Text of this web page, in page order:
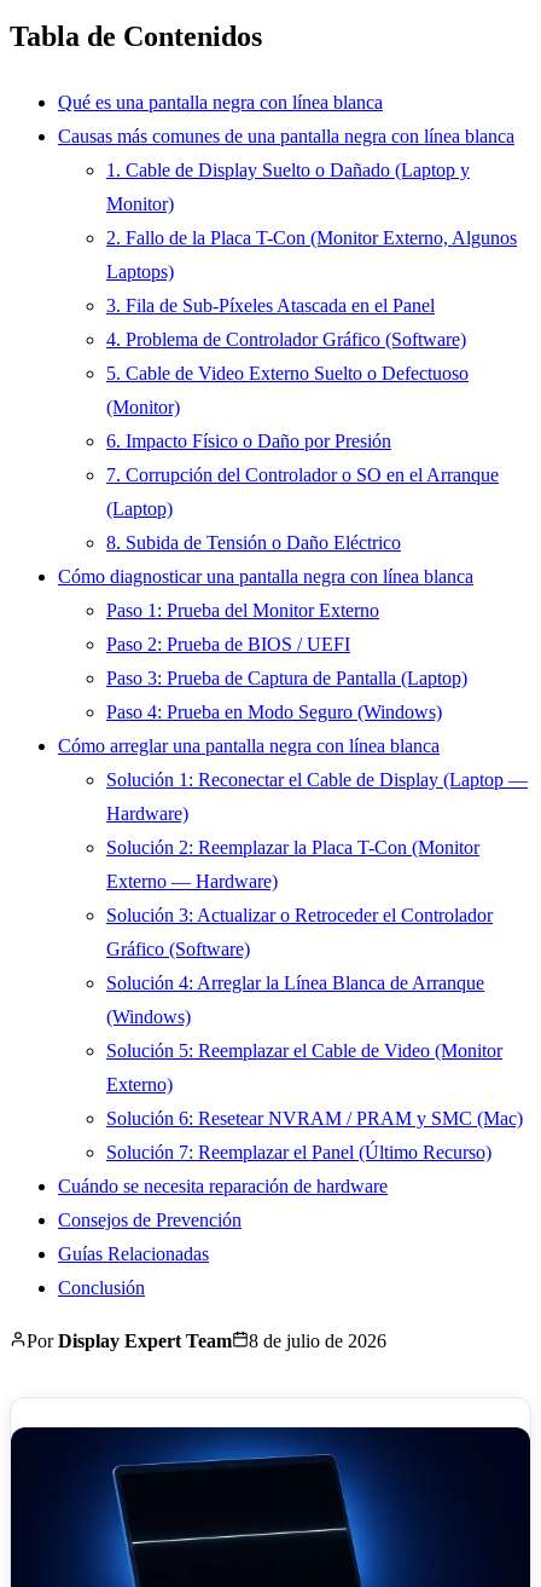
Tabla de Contenidos
Qué es una pantalla negra con línea blanca
Causas más comunes de una pantalla negra con línea blanca
1. Cable de Display Suelto o Dañado (Laptop y
Monitor)
2. Fallo de la Placa T-Con (Monitor Externo, Algunos
Laptops)
3. Fila de Sub-Píxeles Atascada en el Panel
4. Problema de Controlador Gráfico (Software)
5. Cable de Video Externo Suelto o Defectuoso
(Monitor)
6. Impacto Físico o Daño por Presión
7. Corrupción del Controlador o SO en el Arranque
(Laptop)
8. Subida de Tensión o Daño Eléctrico
Cómo diagnosticar una pantalla negra con línea blanca
Paso 1: Prueba del Monitor Externo
Paso 2: Prueba de BIOS / UEFI
Paso 3: Prueba de Captura de Pantalla (Laptop)
Paso 4: Prueba en Modo Seguro (Windows)
Cómo arreglar una pantalla negra con línea blanca
Solución 1: Reconectar el Cable de Display (Laptop —
Hardware)
Solución 2: Reemplazar la Placa T-Con (Monitor
Externo — Hardware)
Solución 3: Actualizar o Retroceder el Controlador
Gráfico (Software)
Solución 4: Arreglar la Línea Blanca de Arranque
(Windows)
Solución 5: Reemplazar el Cable de Video (Monitor
Externo)
Solución 6: Resetear NVRAM / PRAM y SMC (Mac)
Solución 7: Reemplazar el Panel (Último Recurso)
Cuándo se necesita reparación de hardware
Consejos de Prevención
Guías Relacionadas
Conclusión
PorDisplay Expert Team 8 de julio de 2026